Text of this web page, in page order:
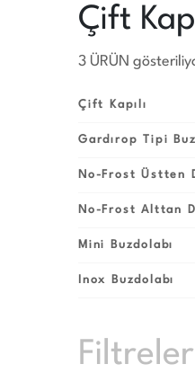
Çift
3 ÜRÜN
Çift Kapılı
Gardırop Tipi
No-Frost Üstten
No-Frost Alttan
Mini Buzdolabı
Inox Buzdolabı
Filtreler